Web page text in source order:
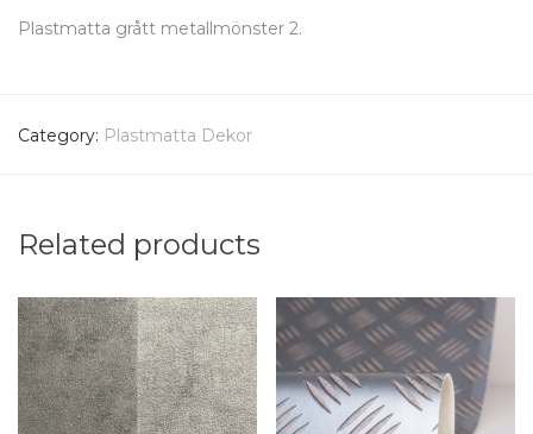
Plastmatta grått metallmönster 2.
Category: Plastmatta Dekor
Related products